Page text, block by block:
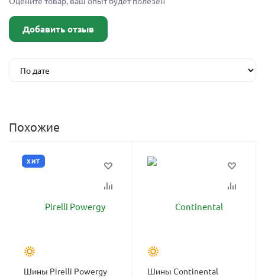
Добавить отзыв
Похожие
ХИТ
Шины Pirelli Powergy
Шины Continental